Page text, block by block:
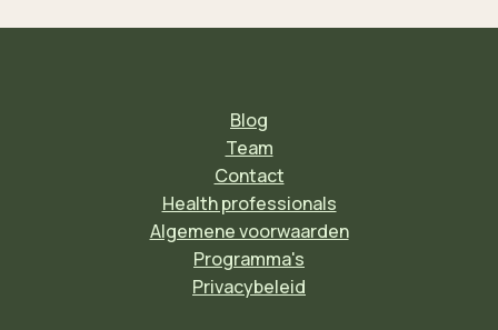
Blog
Team
Contact
Health professionals
Algemene voorwaarden
Programma's
Privacybeleid